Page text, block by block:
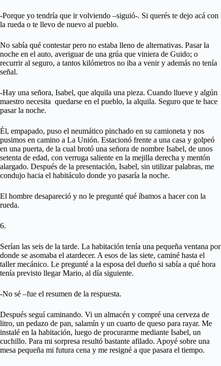
-Porque yo tendría que ir volviendo –siguió-. Si querés te dejo acá con
la rueda o te llevo de nuevo al pueblo.
No sabía qué contestar pero no estaba lleno de alternativas. Pasar la
noche en el auto, averiguar de una grúa que viniera de Guido; o
recurrir al seguro, a tantos kilómetros no iba a venir y además no tenía
señal.
-Hay una señora, Isabel, que alquila una pieza. Cuando llueve y algún
maestro necesita quedarse en el pueblo, la alquila. Seguro que te hace
pasar la noche.
Él, empapado, puso el neumático pinchado en su camioneta y nos
pusimos en camino a La Unión. Estacionó frente a una casa y golpeó
en una puerta, de la cual brotó una señora de nombre Isabel, de unos
setenta de edad, con verruga saliente en la mejilla derecha y mentón
alargado. Después de la presentación, Isabel, sin utilizar palabras, me
condujo hacia el habitáculo donde yo pasaría la noche.
El hombre desapareció y no le pregunté qué íbamos a hacer con la
rueda.
6.
Serían las seis de la tarde. La habitación tenía una pequeña ventana por
donde se asomaba el atardecer. A esos de las siete, caminé hasta el
taller mecánico. Le pregunté a la esposa del dueño si sabía a qué hora
tenía previsto llegar Mario, al día siguiente.
-No sé –fue el resumen de la respuesta.
Después seguí caminando. Vi un almacén y compré una cerveza de
litro, un pedazo de pan, salamín y un cuarto de queso para rayar. Me
instalé en la habitación, luego de procurarme mediante Isabel, un
cuchillo. Para mi sorpresa resultó bastante afilado. Apoyé sobre una
mesa pequeña mi futura cena y me resigné a que pasara el tiempo.